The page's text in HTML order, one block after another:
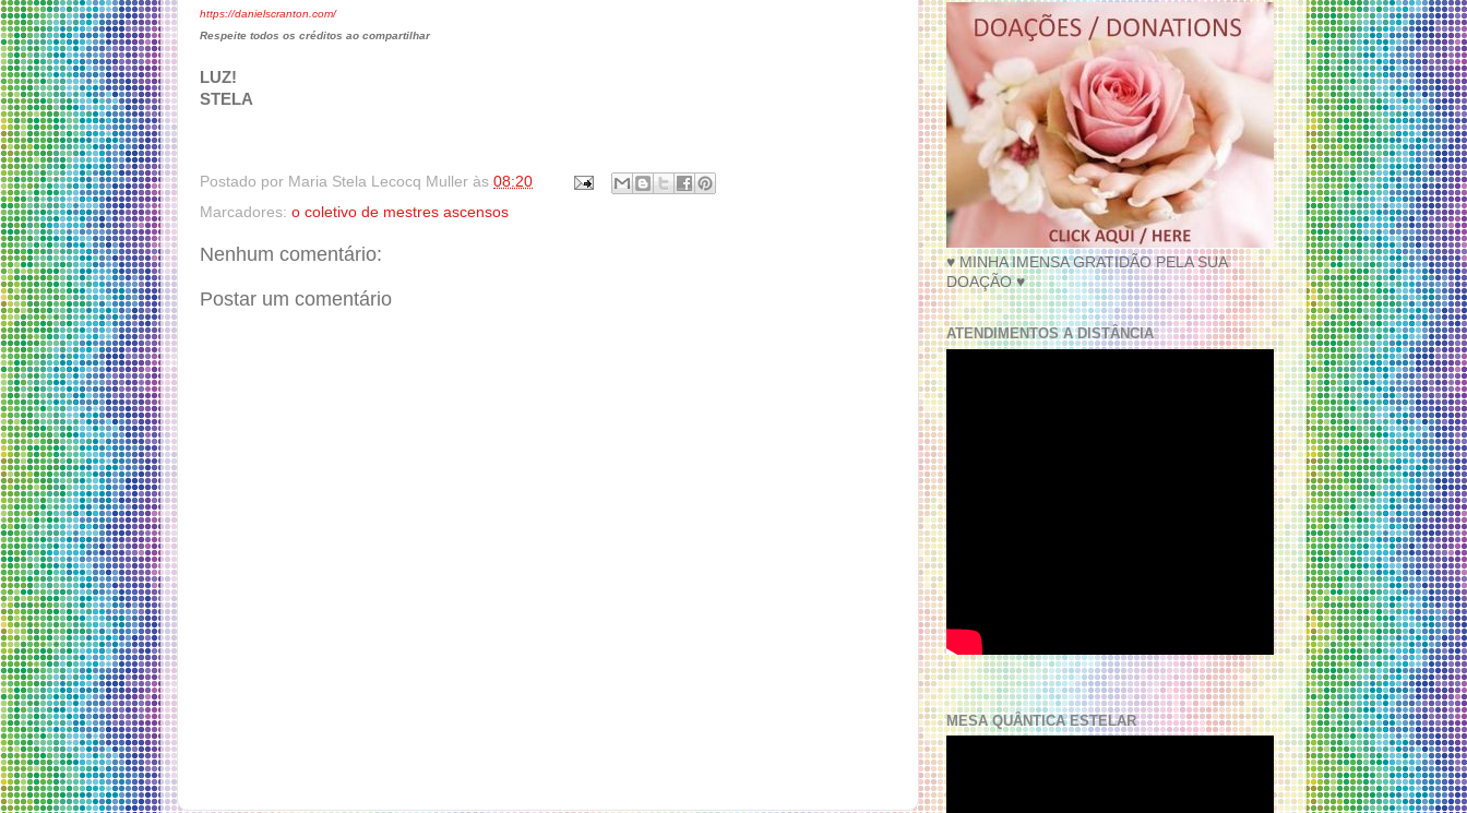
https://danielscranton.com/
Respeite todos os créditos ao compartilhar
LUZ!
STELA
Postado por Maria Stela Lecocq Muller às 08:20
Marcadores: o coletivo de mestres ascensos
Nenhum comentário:
Postar um comentário
♥ MINHA IMENSA GRATIDÃO PELA SUA
DOAÇÃO ♥
ATENDIMENTOS A DISTÂNCIA
MESA QUÂNTICA ESTELAR